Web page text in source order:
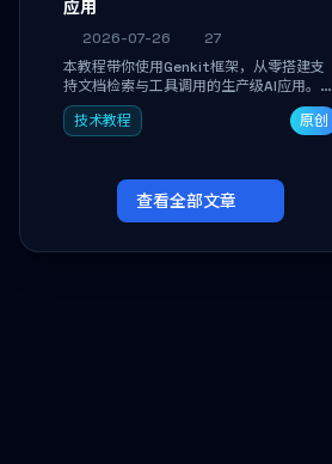
应用
2026-07-26
27
本教程带你使用Genkit框架，从零搭建支
持文档检索与工具调用的生产级AI应用。通
过环境配置、核心代码编写与调试避坑指
南，学完即可掌握多模型切换、RAG管道构
技术教程 原创
查看全部文章